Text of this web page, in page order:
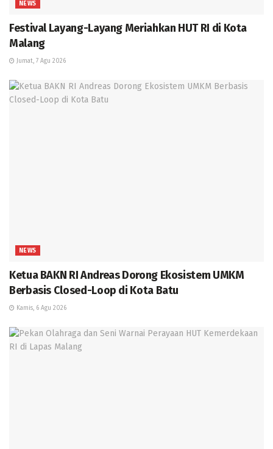
NEWS
Festival Layang-Layang Meriahkan HUT RI di Kota
Malang
Jumat, 7 Agu 2026
NEWS
Ketua BAKN RI Andreas Dorong Ekosistem UMKM
Berbasis Closed-Loop di Kota Batu
Kamis, 6 Agu 2026